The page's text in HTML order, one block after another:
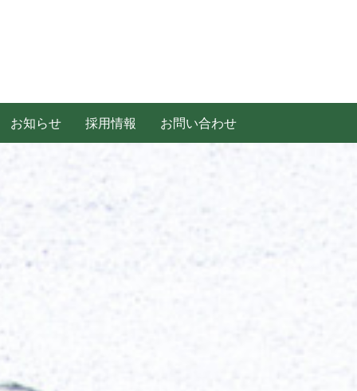
お知らせ 採用情報 お問い合わせ